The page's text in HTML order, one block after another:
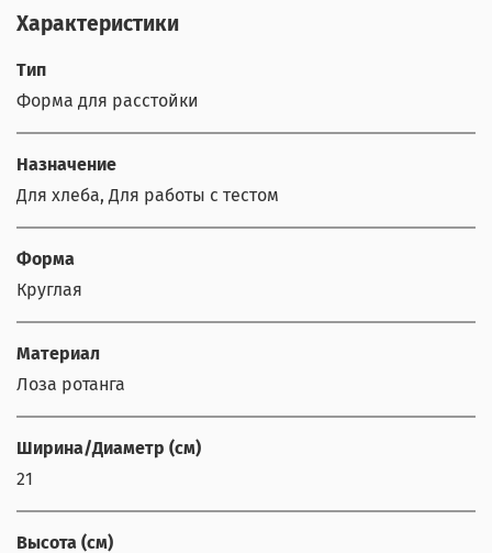
Характеристики
Тип
Форма для расстойки
Назначение
Для хлеба, Для работы с тестом
Форма
Круглая
Материал
Лоза ротанга
Ширина/Диаметр (см)
21
Высота (см)